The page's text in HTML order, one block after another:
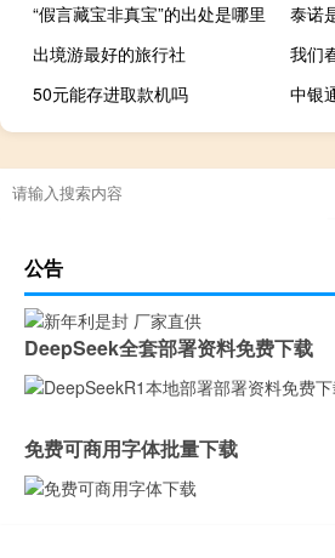
“假言藏宝非真宝”的出处是哪里
出境游最好的旅行社
我们
50元能存进取款机吗
公告
DeepSeek全套部署资料免费下载
免费可商用字体批量下载